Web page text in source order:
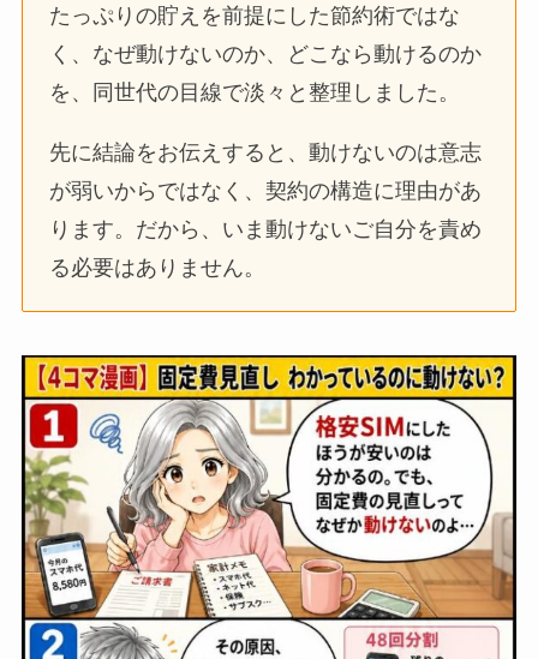
たっぷりの貯えを前提にした節約術ではな
く、なぜ動けないのか、どこなら動けるのか
を、同世代の目線で淡々と整理しました。
先に結論をお伝えすると、動けないのは意志
が弱いからではなく、契約の構造に理由があ
ります。だから、いま動けないご自分を責め
る必要はありません。